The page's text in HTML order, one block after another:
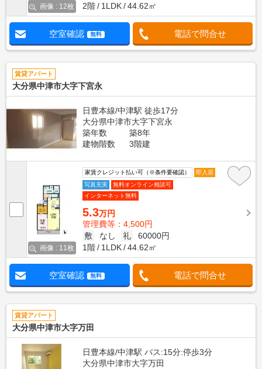
画像 : 12枚 2階 1LDK 44.62㎡
空室確認 無料 電話で問合せ
賃貸アパート
大分県中津市大字下宮永
日豊本線/中津駅 徒歩17分
大分県中津市大字下宮永
築年数
築8年
建物階数
3階建
画像 : 11枚
家賃クレジット払い可（※条件要確認）
即入居
写真充実
無料オンライン相談可
インターネット無料
5.3万円
管理費等：4,500円
敷
なし 礼
60000円
1階
1LDK 44.62㎡
空室確認 無料 電話で問合せ
賃貸アパート
大分県中津市大字万田
日豊本線/中津駅 バス:15分:停歩3分
大分県中津市大字万田